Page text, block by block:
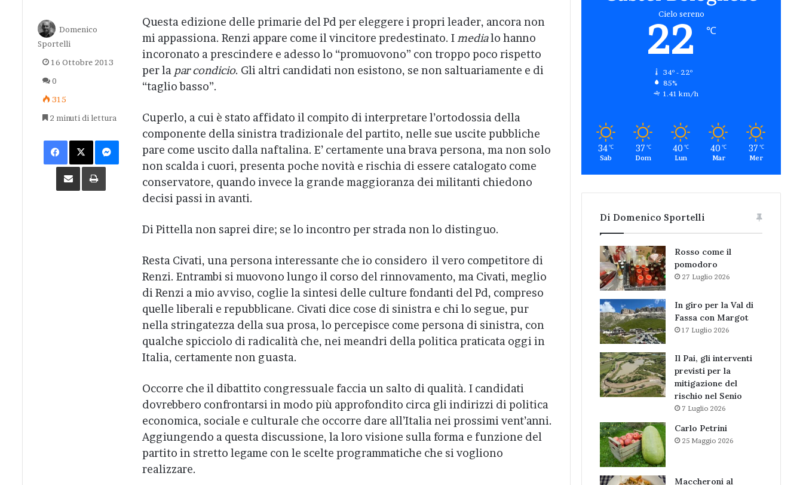
Questa edizione delle primarie del Pd per eleggere i propri leader, ancora non
mi appassiona. Renzi appare come il vincitore predestinato. I medialo hanno
incoronato a prescindere e adesso lo “promuovono” con troppo poco rispetto
per la par condicio. Gli altri candidati non esistono, se non saltuariamente e di
“taglio basso”.
Cuperlo, a cui è stato affidato il compito di interpretare l’ortodossia della
componente della sinistra tradizionale del partito, nelle sue uscite pubbliche
pare come uscito dalla naftalina. E’ certamente una brava persona, ma non solo
non scalda i cuori, presenta poche novità e rischia di essere catalogato come
conservatore, quando invece la grande maggioranza dei militanti chiedono
decisi passi in avanti.
Di Pittella non saprei dire; se lo incontro per strada non lo distinguo.
Resta Civati, una persona interessante che io considero il vero competitore di
Renzi. Entrambi si muovono lungo il corso del rinnovamento, ma Civati, meglio
di Renzi a mio avviso, coglie la sintesi delle culture fondanti del Pd, compreso
quelle liberali e repubblicane. Civati dice cose di sinistra e chi lo segue, pur
nella stringatezza della sua prosa, lo percepisce come persona di sinistra, con
qualche spicciolo di radicalità che, nei meandri della politica praticata oggi in
Italia, certamente non guasta.
Occorre che il dibattito congressuale faccia un salto di qualità. I candidati
dovrebbero confrontarsi in modo più approfondito circa gli indirizzi di politica
economica, sociale e culturale che occorre dare all’Italia nei prossimi vent’anni.
Aggiungendo a questa discussione, la loro visione sulla forma e funzione del
partito in stretto legame con le scelte programmatiche che si vogliono
realizzare.
Domenico
Sportelli
16 Ottobre 2013
0
315
2 minuti di lettura
Facebook
X Messenger
Condividi via Email Stampa
Cielo sereno
22 ℃
34º - 22º
85%
1.41 km/h
34 ℃
Sab
37 ℃
Dom
40 ℃
Lun
40 ℃
Mar
37 ℃
Mer
Di Domenico Sportelli
Rosso come il
pomodoro
27 Luglio 2026
In giro per la Val di
Fassa con Margot
17 Luglio 2026
Il Pai, gli interventi
previsti per la
mitigazione del
rischio nel Senio
7 Luglio 2026
Carlo Petrini
25 Maggio 2026
Maccheroni al